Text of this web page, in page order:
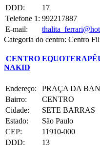
DDD:
17
Telefone 1: 992217887
E-mail:
Categoria do centro: Centro
CENTRO
NAKID
Endereço:
PRAÇA DA
Bairro:
CENTRO
Cidade:
SETE BARRAS
Estado:
São Paulo
CEP:
11910-000
DDD:
13